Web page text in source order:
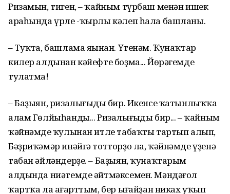
Ризамын, тиген, – ҡайным түрбаш менән ишек
араһында үрле -ҡырлы кәлеп һала башланы.
– Туҡта, башлама яңынан. Үтенәм. Ҡунаҡтар
килер алдынан кәйефте боҙма... Йөрәгемде
тулатма!
– Баҙыян, ризалығыңды бир. Икенсе ҡатынлыҡҡа
алам Гөлйыһанды... Ризалығыңды бир... – ҡайным
ҡәйнәмдең ҡулынан итле табаҡты тартып алып,
Бәҙриҡәмәр инәйгә тотторҙо ла, ҡәйнәмде үҙенә
табан әйләндерҙе. – Баҙыян, ҡунаҡтарым
алдында ниәтемде әйтмәксемен. Мәндәғол
ҡартҡа ла аңғарттым, бер ыңғайҙан никах уҡып